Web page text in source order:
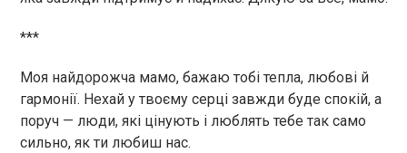
***
Моя найдорожча мамо, бажаю тобі тепла, любові й
гармонії. Нехай у твоєму серці завжди буде спокій, а
поруч — люди, які цінують і люблять тебе так само
сильно, як ти любиш нас.